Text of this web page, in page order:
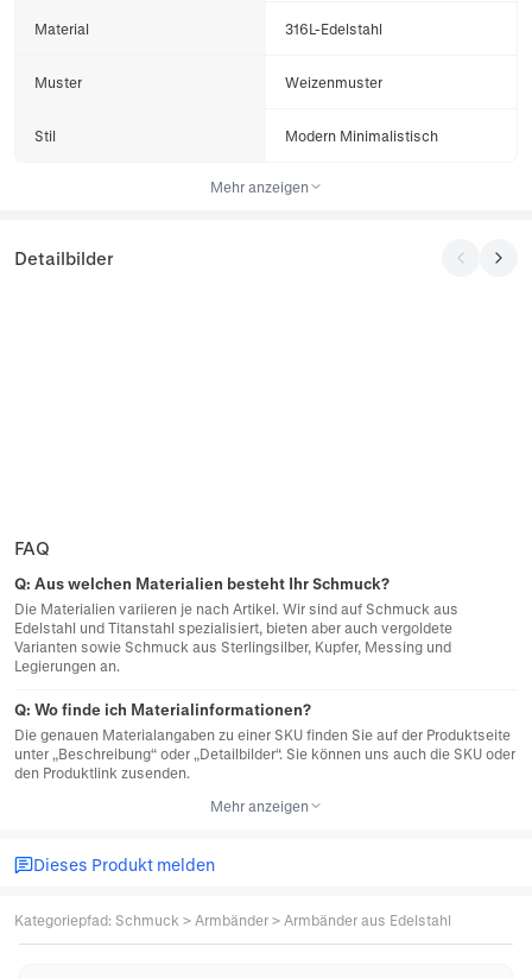
Material 316L-Edelstahl
Muster Weizenmuster
Stil Modern Minimalistisch
Mehr anzeigen
Detailbilder
FAQ
Q: Aus welchen Materialien besteht Ihr Schmuck?
Die Materialien variieren je nach Artikel. Wir sind auf Schmuck aus
Edelstahl und Titanstahl spezialisiert, bieten aber auch vergoldete
Varianten sowie Schmuck aus Sterlingsilber, Kupfer, Messing und
Legierungen an.
Q: Wo finde ich Materialinformationen?
Die genauen Materialangaben zu einer SKU finden Sie auf der Produktseite
unter „Beschreibung“ oder „Detailbilder“. Sie können uns auch die SKU oder
den Produktlink zusenden.
Mehr anzeigen
Dieses Produkt melden
Kategoriepfad: Schmuck > Armbänder > Armbänder aus Edelstahl